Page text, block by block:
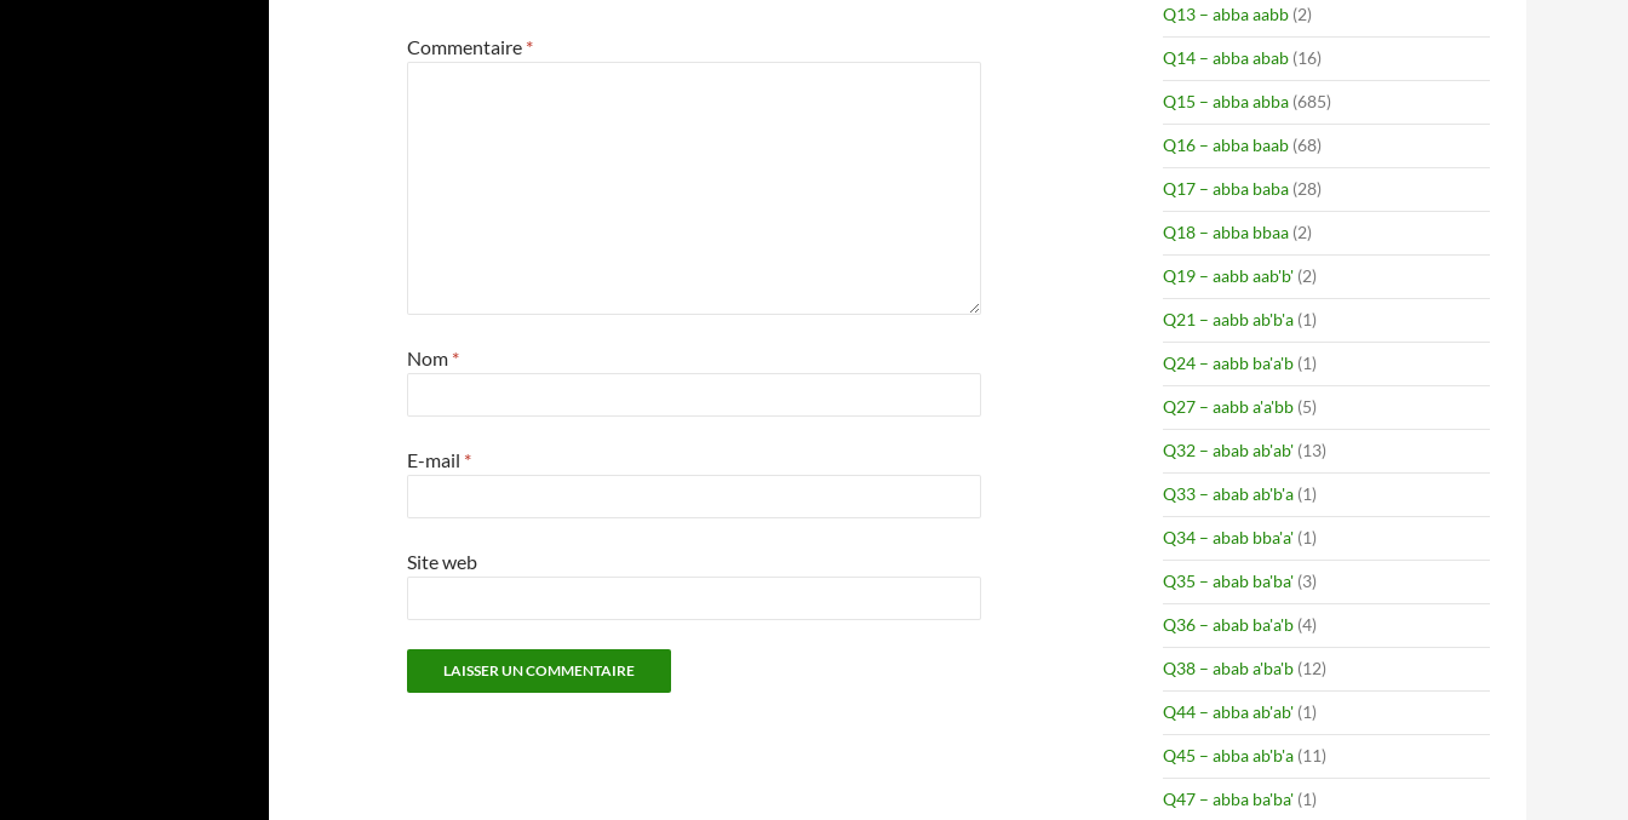
Commentaire *
Nom *
E-mail *
Site web
Q13 – abba aabb (2)
Q14 – abba abab (16)
Q15 – abba abba (685)
Q16 – abba baab (68)
Q17 – abba baba (28)
Q18 – abba bbaa (2)
Q19 – aabb aab'b' (2)
Q21 – aabb ab'b'a (1)
Q24 – aabb ba'a'b (1)
Q27 – aabb a'a'bb (5)
Q32 – abab ab'ab' (13)
Q33 – abab ab'b'a (1)
Q34 – abab bba'a' (1)
Q35 – abab ba'ba' (3)
Q36 – abab ba'a'b (4)
Q38 – abab a'ba'b (12)
Q44 – abba ab'ab' (1)
Q45 – abba ab'b'a (11)
Q47 – abba ba'ba' (1)